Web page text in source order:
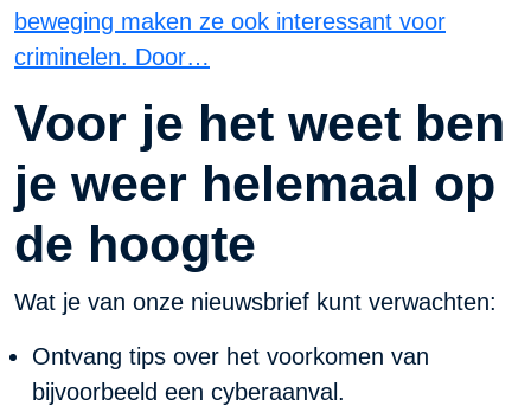
beweging maken ze ook interessant voor
criminelen. Door…
Voor je het weet ben
je weer helemaal op
de hoogte
Wat je van onze nieuwsbrief kunt verwachten:
Ontvang tips over het voorkomen van
bijvoorbeeld een cyberaanval.